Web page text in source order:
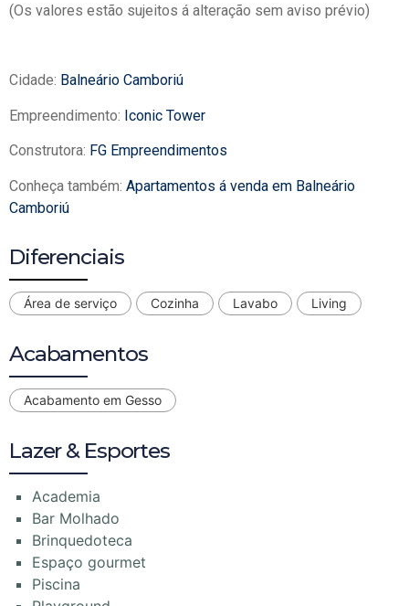
(Os valores estão sujeitos á alteração sem aviso prévio)
Cidade: Balneário Camboriú
Empreendimento: Iconic Tower
Construtora: FG Empreendimentos
Conheça também: Apartamentos á venda em Balneário
Camboriú
Diferenciais
Área de serviço Cozinha Lavabo Living
Acabamentos
Acabamento em Gesso
Lazer & Esportes
Academia
Bar Molhado
Brinquedoteca
Espaço gourmet
Piscina